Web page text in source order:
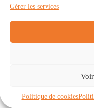
Gérer les services
Politique de cookies
Communautés